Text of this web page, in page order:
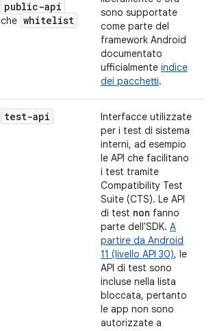
public-api
che whitelist
sono supportate
come parte del
framework Android
documentato
ufficialmente indice
dei pacchetti.
test-api
Interfacce utilizzate
per i test di sistema
interni, ad esempio
le API che facilitano
i test tramite
Compatibility Test
Suite (CTS). Le API
di test non fanno
parte dell'SDK. A
partire da Android
11 (livello API 30), le
API di test sono
incluse nella lista
bloccata, pertanto
le app non sono
autorizzate a